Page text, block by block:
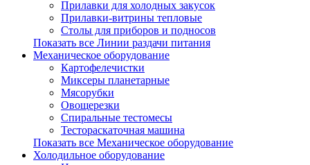
Прилавки для холодных закусок
Прилавки-витрины тепловые
Столы для приборов и подносов
Показать все Линии раздачи питания
Механическое оборудование
Картофелечистки
Миксеры планетарные
Мясорубки
Овощерезки
Спиральные тестомесы
Тестораскаточная машина
Показать все Механическое оборудование
Холодильное оборудование